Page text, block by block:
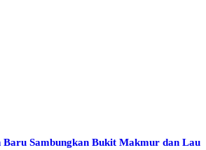
Baru Sambungkan Bukit Makmur dan Lau